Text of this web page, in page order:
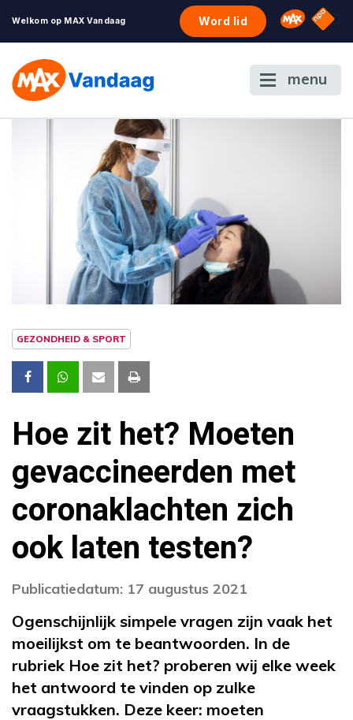
Welkom op MAX Vandaag Word lid Omroep
NPO
menu
GEZONDHEID & SPORT
Hoe zit het? Moeten
gevaccineerden met
coronaklachten zich
ook laten testen?
Publicatiedatum: 17 augustus 2021
Ogenschijnlijk simpele vragen zijn vaak het
moeilijkst om te beantwoorden. In de
rubriek Hoe zit het? proberen wij elke week
het antwoord te vinden op zulke
vraagstukken. Deze keer: moeten